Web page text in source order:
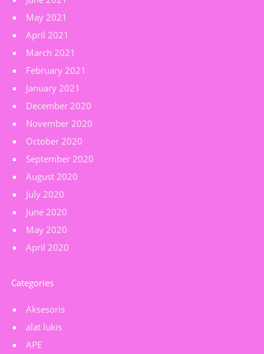
May 2021
April 2021
March 2021
February 2021
January 2021
December 2020
November 2020
October 2020
September 2020
August 2020
July 2020
June 2020
May 2020
April 2020
Categories
Aksesoris
alat lukis
APE